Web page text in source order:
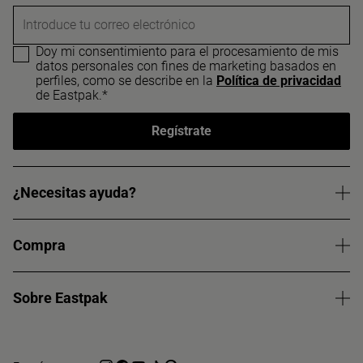
Introduce tu correo electrónico
Doy mi consentimiento para el procesamiento de mis
datos personales con fines de marketing basados en
perfiles, como se describe en la Política de privacidad
de Eastpak.*
Regístrate
¿Necesitas ayuda?
Compra
Sobre Eastpak